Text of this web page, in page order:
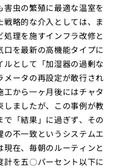
虫の繁殖に最適な温室を
略的な介入としては、ま
理を施すインフラ改修と
を最新の高機能タイプに
として「加湿器の過剰な
ータの再設定が敢行され
から一ヶ月後にはチャタ
しましたが、この事例が教
「結果」に過ぎず、その
の不一致というシステムエ
在、毎朝のルーティンと
計を五〇パーセント以下に